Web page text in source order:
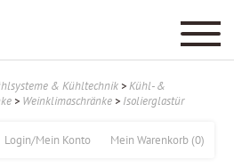
& Kühltechnik >Kühl- &
> Weinklimaschränke > Isolierglastür
Mein Warenkorb (0)
Login/Mein Konto